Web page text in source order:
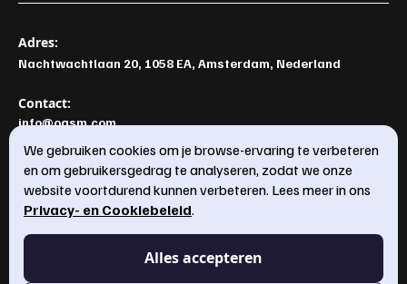
We gebruiken cookies om je browse-ervaring te verbeteren
en om gebruikersgedrag te analyseren, zodat we onze
website voortdurend kunnen verbeteren. Lees meer in ons
Privacy- en Cookiebeleid.
Alles accepteren
Adres:
Nachtwachtlaan 20, 1058 EA, Amsterdam, Nederland
Contact:
info@ogsm.com